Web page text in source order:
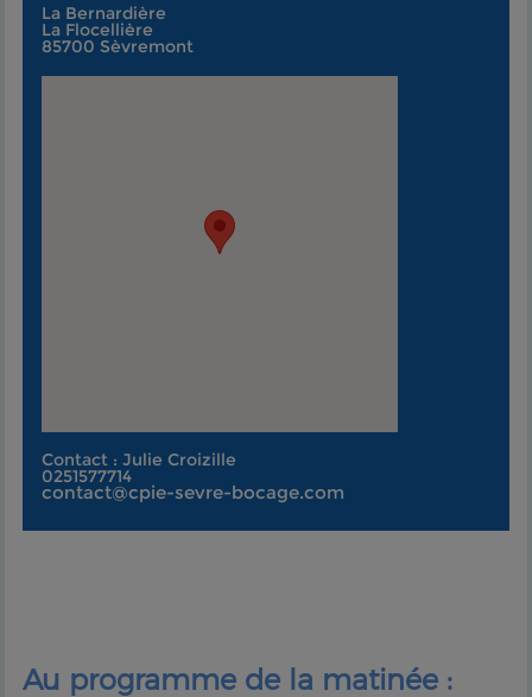
La Bernardière
La Flocellière
85700 Sèvremont
Contact : Julie Croizille
0251577714
contact@cpie-sevre-bocage.com
Au programme de la matinée :